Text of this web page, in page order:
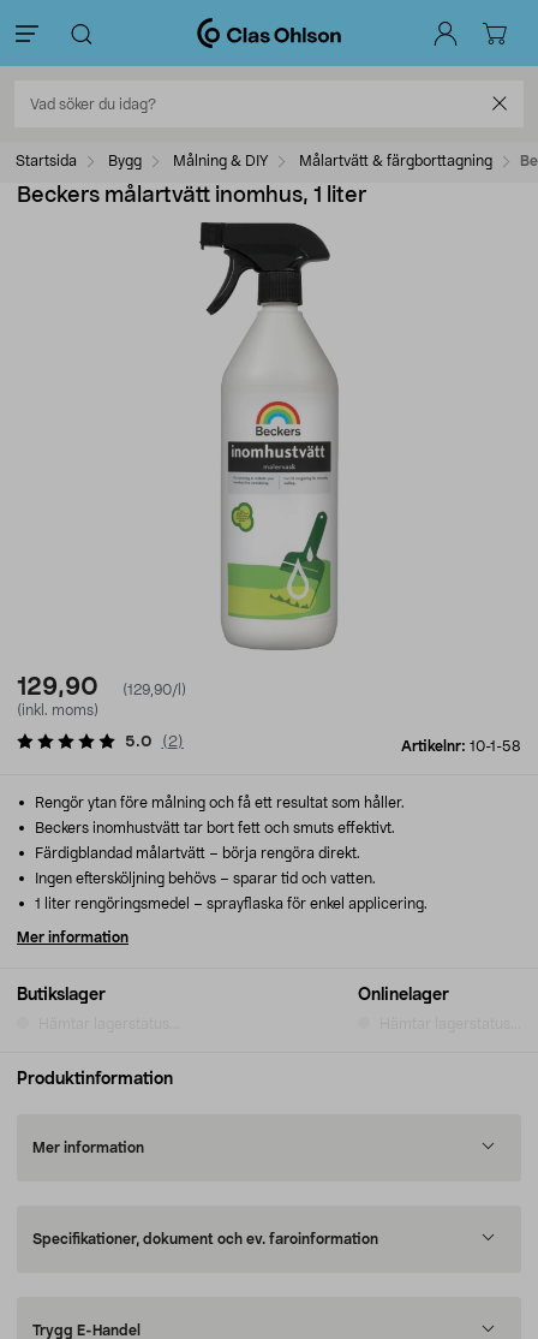
Startsida Bygg Målning & DIY Målartvätt & färgborttagning
Beckers målartvätt inomhus, 1 liter
129,90
(129,90/l)
(inkl. moms)
Artikelnr: 10-1-58
5.0 ( 2)
Butikslager Onlinelager
Rengör ytan före målning och få ett resultat som håller.
Beckers inomhustvätt tar bort fett och smuts effektivt.
Färdigblandad målartvätt – börja rengöra direkt.
Ingen eftersköljning behövs – sparar tid och vatten.
1 liter rengöringsmedel – sprayflaska för enkel applicering.
Mer information
Produktinformation
Mer information
Specifikationer, dokument och ev. faroinformation
Trygg E-Handel